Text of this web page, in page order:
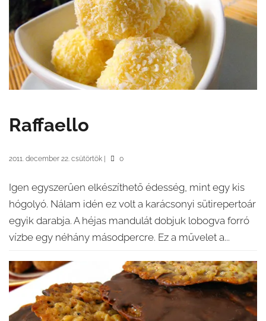
Raffaello
2011. december 22. csütörtök 0
Igen egyszerűen elkészíthető édesség, mint egy kis
hógolyó. Nálam idén ez volt a karácsonyi sütirepertoár
egyik darabja. A héjas mandulát dobjuk lobogva forró
vízbe egy néhány másodpercre. Ez a művelet a...